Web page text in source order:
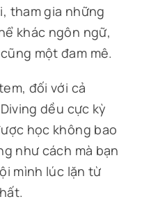
tham gia những
khác ngôn ngữ,
một đam mê.
đối với cả
dều cực kỳ
học không bao
như cách mà bạn
mình lúc lặn từ